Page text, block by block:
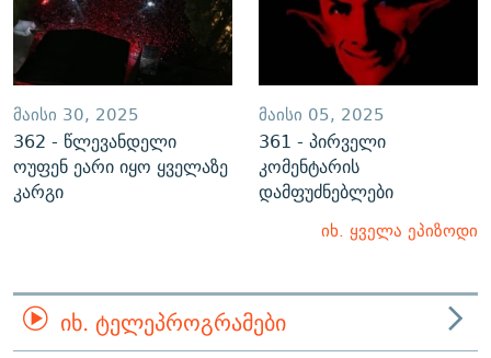
ᲛᲐᲘᲡᲘ 30, 2025
362 - წლევანდელი
ოუფენ ეარი იყო ყველაზე
კარგი
ᲛᲐᲘᲡᲘ 05, 2025
361 - პირველი
კომენტარის
დამფუძნებლები
იხ. ყველა ეპიზოდი
ᲘᲮ. ᲢᲔᲚᲔᲞᲠᲝᲒᲠᲐᲛᲔᲑᲘ